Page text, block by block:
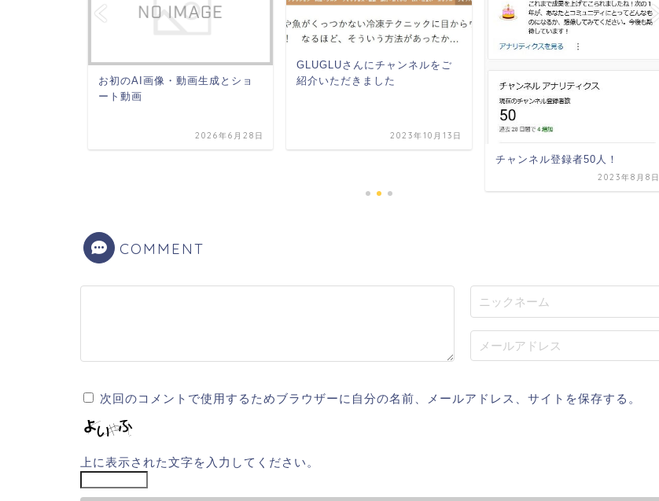
お初のAI画像・動画生成とショ
ート動画
2026年6月28日
GLUGLUさんにチャンネルをご
紹介いただきました
2023年10月13日
チャンネル登録者50人！
2023年8月8日
COMMENT
次回のコメントで使用するためブラウザーに自分の名前、メールアドレス、サイトを保存する。
上に表示された文字を入力してください。